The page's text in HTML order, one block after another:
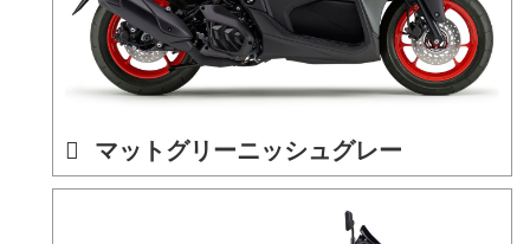
マットグリーニッシュグレー